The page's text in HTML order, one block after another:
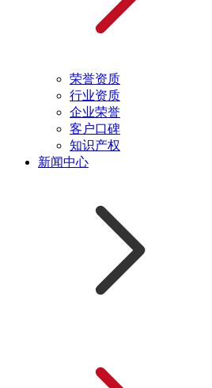
荣誉资质
行业资质
企业荣誉
客户口碑
知识产权
新闻中心